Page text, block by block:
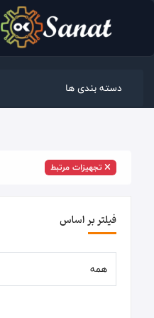
دسته بندی ها
تجهیزات مرتبط
فیلتر بر اساس